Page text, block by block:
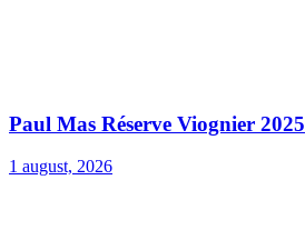
Paul Mas Réserve Viognier 2025
1 august, 2026